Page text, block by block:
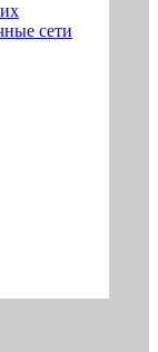
сети